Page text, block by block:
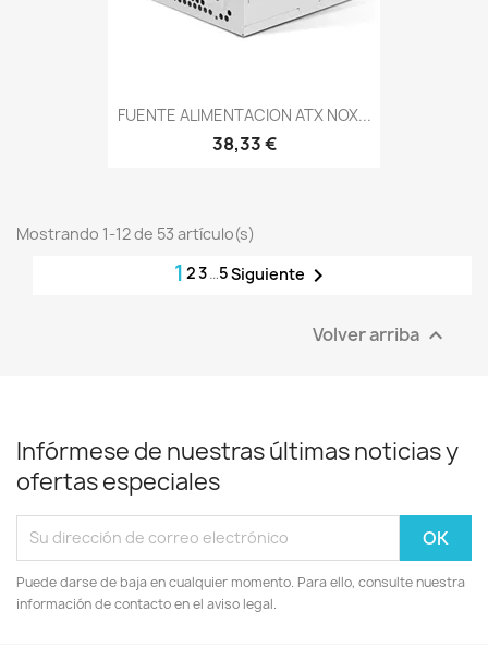
FUENTE ALIMENTACION ATX NOX...
38,33 €
Mostrando 1-12 de 53 artículo(s)
1 23…5Siguiente 
Volver arriba 
Infórmese de nuestras últimas noticias y
ofertas especiales
Puede darse de baja en cualquier momento. Para ello, consulte nuestra
información de contacto en el aviso legal.